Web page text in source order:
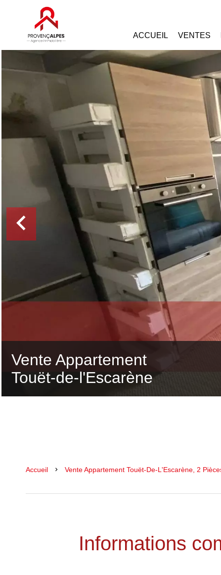
ACCUEIL VENTES
Vente Appartement
Touët-de-l'Escarène
Accueil Vente Appartement Touët-De-L'Escarène, 2
Informations